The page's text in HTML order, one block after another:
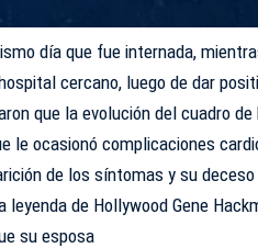
día que fue internada,
cercano, luego de dar
que la evolución del cuadro
le ocasionó complicaciones
de los síntomas y su
leyenda de Hollywood Gene
su esposa